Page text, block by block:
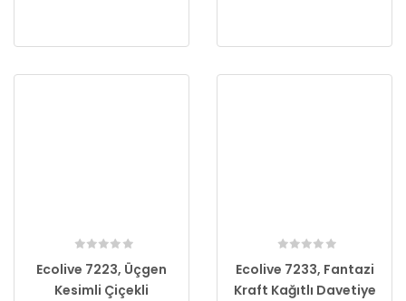
Ecolive 7223, Üçgen
Kesimli Çiçekli
Ecolive 7233, Fantazi
Kraft Kağıtlı Davetiye